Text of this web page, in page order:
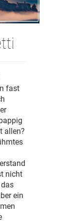
fast
allen?
nicht
ein